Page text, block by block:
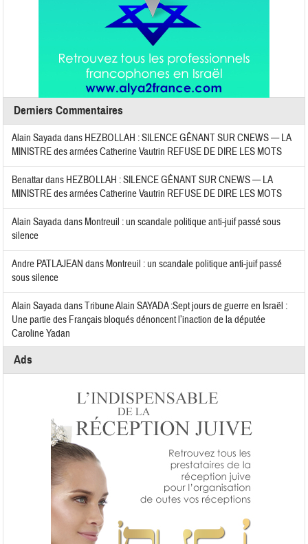
Derniers Commentaires
Alain Sayadadans HEZBOLLAH : SILENCE GÊNANT SUR CNEWS — LA
MINISTRE des armées Catherine Vautrin REFUSE DE DIRE LES MOTS
Benattardans HEZBOLLAH : SILENCE GÊNANT SUR CNEWS — LA
MINISTRE des armées Catherine Vautrin REFUSE DE DIRE LES MOTS
Alain Sayadadans Montreuil : un scandale politique anti-juif passé sous
silence
Andre PATLAJEAN dans Montreuil : un scandale politique anti-juif passé
sous silence
Alain SayadadansTribune Alain SAYADA :Sept jours de guerre en Israël :
Une partie des Français bloqués dénoncent l’inaction de la députée
Caroline Yadan
Ads